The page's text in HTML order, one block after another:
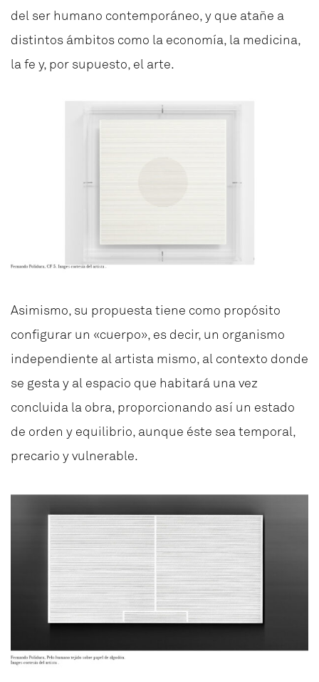
del ser humano contemporáneo, y que atañe a
distintos ámbitos como la economía, la medicina,
la fe y, por supuesto, el arte.
Asimismo, su propuesta tiene como propósito
configurar un «cuerpo», es decir, un organismo
independiente al artista mismo, al contexto donde
se gesta y al espacio que habitará una vez
concluida la obra, proporcionando así un estado
de orden y equilibrio, aunque éste sea temporal,
precario y vulnerable.